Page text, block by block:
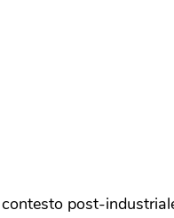
post-